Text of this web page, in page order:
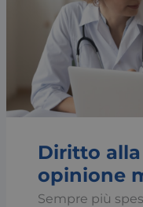
Diritto
opinione
Sempre più
tra le richieste di
del sito
per preservare lo
le richieste di
da Google
della sessione.
dell'utente per la